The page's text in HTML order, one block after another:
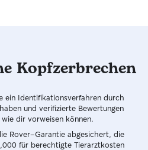
Kopfzerbrechen
ein Identifikationsverfahren durch
und verifizierte Bewertungen
dir vorweisen können.
Rover-Garantie abgesichert, die
für berechtigte Tierarztkosten